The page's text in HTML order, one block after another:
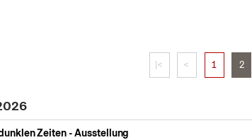
|< < 1 2
Zeiten - Ausstellung